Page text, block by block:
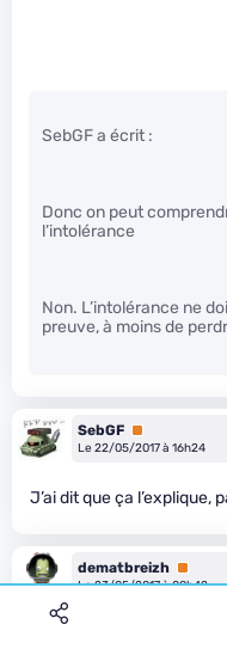
SebGF a écrit :
Donc on peut
l’intolérance
Non. L’intolérance ne
preuve, à moins de
SebGF Premium
Le 22/05/2017 à 16h24
J’ai dit que ça l’explique,
dematbreizh Premium
Le 23/05/2017 à 08h42